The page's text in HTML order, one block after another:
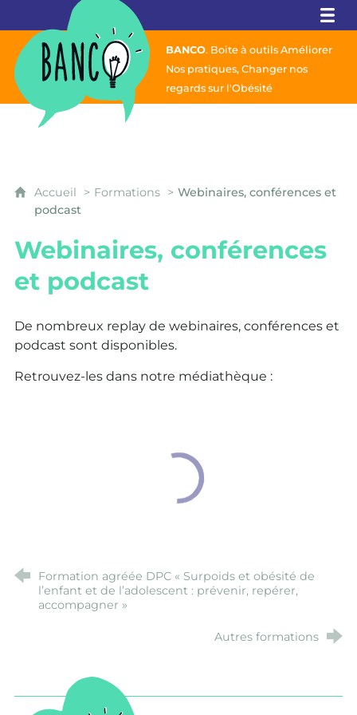
BANCO. Boite à outils Améliorer
Nos pratiques, Changer nos
regards sur l'Obésité
Accueil Formations
Webinaires, conférences et
podcast
Webinaires, conférences
et podcast
De nombreux replay de webinaires, conférences et
podcast sont disponibles.
Retrouvez-les dans notre médiathèque :
Formation agréée DPC « Surpoids et obésité de
l’enfant et de l’adolescent : prévenir, repérer,
accompagner »
Autres formations
Banco